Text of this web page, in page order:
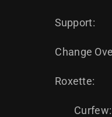
Support:
Change
Roxette: